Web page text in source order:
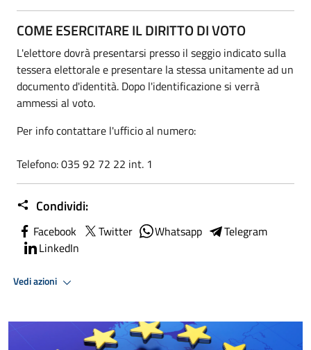
COME ESERCITARE IL DIRITTO DI VOTO
L'elettore dovrà presentarsi presso il seggio indicato sulla
tessera elettorale e presentare la stessa unitamente ad un
documento d'identità. Dopo l'identificazione si verrà
ammessi al voto.
Per info contattare l'ufficio al numero:
Telefono: 035 92 72 22 int. 1
Condividi:
Facebook Twitter Whatsapp
Telegram
LinkedIn
Vedi azioni